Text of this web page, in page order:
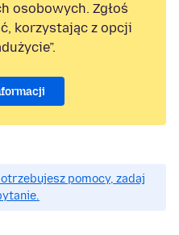
osobowych. Zgłoś
korzystając z opcji
pomocy, zadaj